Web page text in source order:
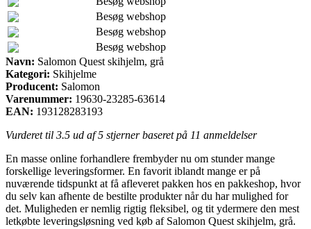
Besøg webshop
Besøg webshop
Besøg webshop
Navn: Salomon Quest skihjelm, grå
Kategori: Skihjelme
Producent: Salomon
Varenummer: 19630-23285-63614
EAN: 193128283193
Vurderet til 3.5 ud af 5 stjerner baseret på 11 anmeldelser
En masse online forhandlere frembyder nu om stunder mange
forskellige leveringsformer. En favorit iblandt mange er på
nuværende tidspunkt at få afleveret pakken hos en pakkeshop, hvor
du selv kan afhente de bestilte produkter når du har mulighed for
det. Muligheden er nemlig rigtig fleksibel, og tit ydermere den mest
letkøbte leveringsløsning ved køb af Salomon Quest skihjelm, grå.